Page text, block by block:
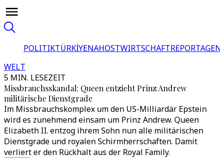
POLITIKTÜRKİYENAHOSTWIRTSCHAFT
WELT
5 MIN. LESEZEIT
Missbrauchsskandal: Queen entzieht Prinz Andrew
militärische Dienstgrade
Im Missbrauchskomplex um den US-Milliardär Epstein
wird es zunehmend einsam um Prinz Andrew. Queen
Elizabeth II. entzog ihrem Sohn nun alle militärischen
Dienstgrade und royalen Schirmherrschaften. Damit
verliert er den Rückhalt aus der Royal Family.